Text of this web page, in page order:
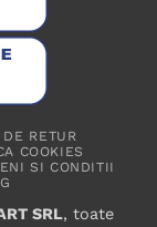
RETUR
COOKIES
SI CONDITII
SRL, toate